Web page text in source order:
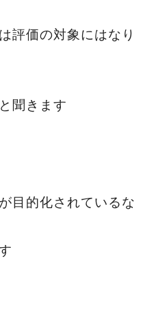
評価の対象にはなり
聞きます
目的化されているな